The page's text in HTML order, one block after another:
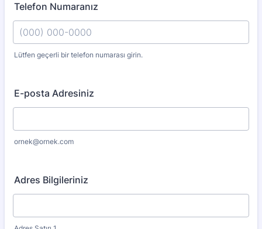
Telefon Numaranız
Lütfen geçerli bir telefon numarası girin.
E-posta Adresiniz
ornek@ornek.com
Adres Bilgileriniz